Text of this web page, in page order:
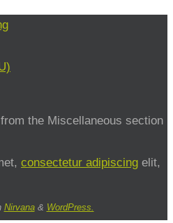
the Miscellaneous section
consectetur adipiscing elit,
Nirvana& WordPress.